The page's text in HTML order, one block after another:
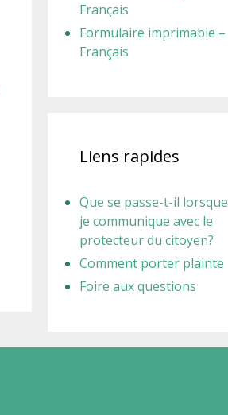
Français
Formulaire imprimable –
Français
Liens rapides
Que se passe-t-il lorsque
je communique avec le
protecteur du citoyen?
Comment porter plainte
Foire aux questions